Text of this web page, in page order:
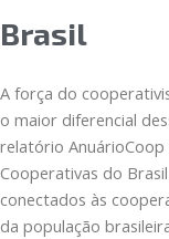
Brasil
A força do
o maior diferencial
relatório AnuárioCoop
Cooperativas do
conectados às
da população